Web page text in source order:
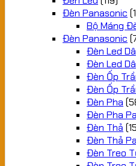
Đèn Panasonic
Bộ Máng
Đèn Panasonic
Đèn Led
Đèn Led
Đèn Ốp
Đèn Ốp
Đèn Pha
Đèn Pha
Đèn Thả
Đèn Thả
Đèn Treo